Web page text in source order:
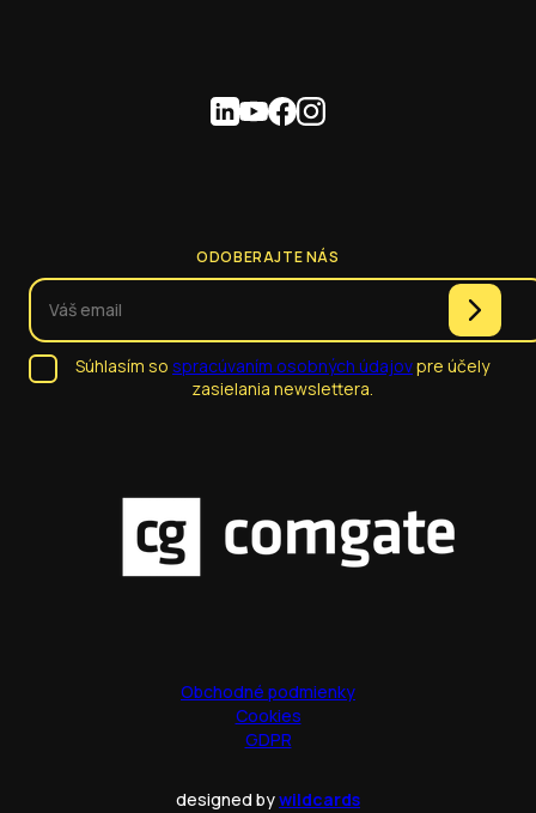
ODOBERAJTE NÁS
Súhlasím so spracúvaním osobných údajovpre účely
zasielania newslettera.
Obchodné podmienky
Cookies
GDPR
designed bywildcards